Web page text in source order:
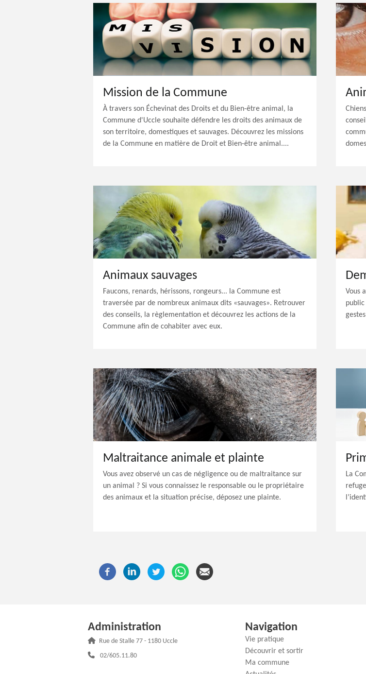
Mission de la Commune
À travers son Échevinat des Droits et du Bien-être animal, la
Commune d'Uccle souhaite défendre les droits des animaux de
son territoire, domestiques et sauvages. Découvrez les missions
de la Commune en matière de Droit et Bien-être animal....
Animaux sauvages
Faucons, renards, hérissons, rongeurs... la Commune est
traversée par de nombreux animaux dits «sauvages». Retrouver
des conseils, la règlementation et découvrez les actions de la
Commune afin de cohabiter avec eux.
Vous
public
Maltraitance animale et plainte
Vous avez observé un cas de négligence ou de maltraitance sur
un animal ? Si vous connaissez le responsable ou le propriétaire
des animaux et la situation précise, déposez une plainte.
La
Administration
Adresse :
Rue de Stalle 77 - 1180 Uccle
Téléphone :
02/605.11.80
Navigation
Vie pratique
Découvrir et sortir
Ma commune